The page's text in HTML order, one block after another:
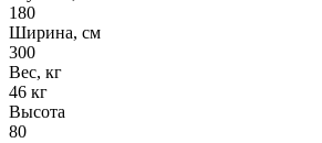
180
Ширина, см
300
Вес, кг
46 кг
Высота
80